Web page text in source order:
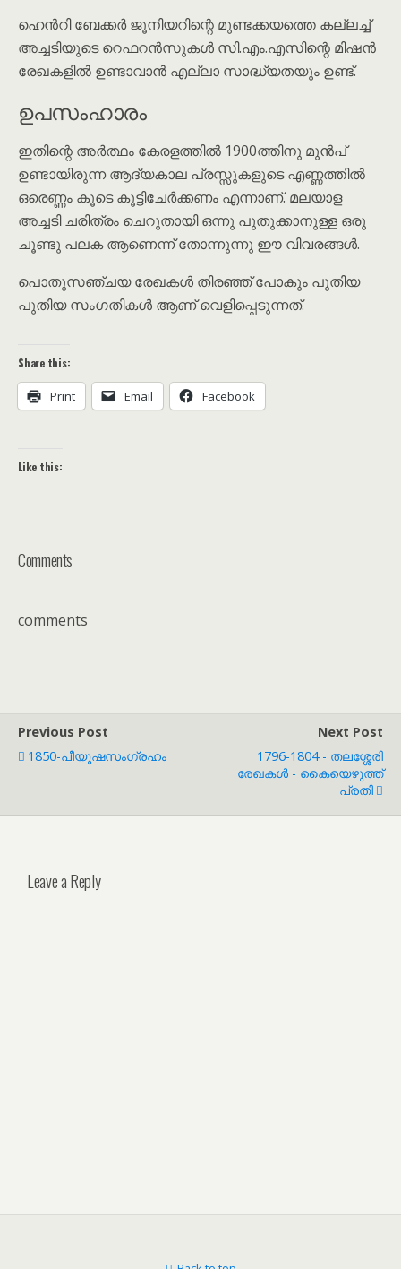
ഹെൻറി ബേക്കർ ജൂനിയറിന്റെ മുണ്ടക്കയത്തെ കല്ലച്ച്
അച്ചടിയുടെ റെഫറൻസുകൾ സി.എം.എസിന്റെ മിഷൻ
രേഖകളിൽ ഉണ്ടാവാൻ എല്ലാ സാദ്ധ്യതയും ഉണ്ട്.
ഉപസംഹാരം
ഇതിന്റെ അർത്ഥം കേരളത്തിൽ 1900ത്തിനു മുൻപ്
ഉണ്ടായിരുന്ന ആദ്യകാല പ്രസ്സുകളുടെ എണ്ണത്തിൽ
ഒരെണ്ണം കൂടെ കൂട്ടിചേർക്കണം എന്നാണ്. മലയാള
അച്ചടി ചരിത്രം ചെറുതായി ഒന്നു പുതുക്കാനുള്ള ഒരു
ചൂണ്ടു പലക ആണെന്ന് തോന്നുന്നു ഈ വിവരങ്ങൾ.
പൊതുസഞ്ചയ രേഖകൾ തിരഞ്ഞ് പോകും പുതിയ
പുതിയ സംഗതികൾ ആണ് വെളിപ്പെടുന്നത്.
Share this:
Print Email Facebook
Like this:
Comments
comments
Previous Post
1850-പീയൂഷസംഗ്രഹം
Next Post
1796-1804 - തലശ്ശേരി
രേഖകൾ - കൈയെഴുത്ത്
പ്രതി
Leave a Reply